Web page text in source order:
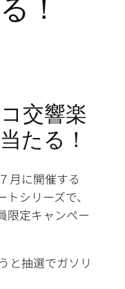
！
交響楽
たる！
月に開催する
シリーズで、
限定キャンペー
と抽選でガソリ